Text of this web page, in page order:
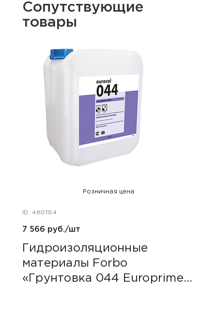
Сопутствующие
товары
Розничная цена
ID: 4801154
7 566 руб./шт
Гидроизоляционные
материалы Forbo
«Грунтовка 044 Europrimer